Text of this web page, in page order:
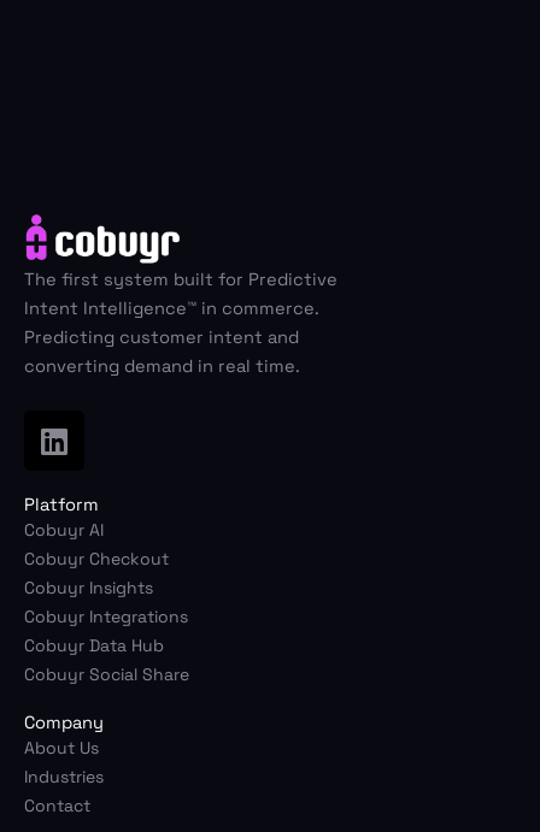
The first system built for Predictive
Intent Intelligence™ in commerce.
Predicting customer intent and
converting demand in real time.
L
i
k
e
d
i
n
Platform
Cobuyr AI
Cobuyr Checkout
Cobuyr Insights
Cobuyr Integrations
Cobuyr Data Hub
Cobuyr Social Share
Company
About Us
Industries
Contact